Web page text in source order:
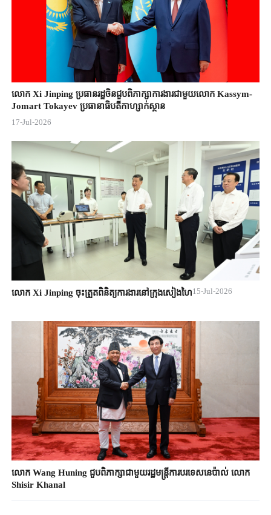
លោក Xi Jinping ប្រធានរដ្ឋចិន​ជួបពិភាក្សា​ការងារជាមួយ​លោក Kassym-
Jomart ​Tokayev ​ប្រធានាធិបតី​កាហ្សាក់ស្ថាន​
17-Jul-2026
លោក Xi Jinping ចុះត្រួតពិនិត្យការងារនៅក្រុងសៀងហៃ15-Jul-2026
លោក Wang Huning ជួបពិភាក្សាជាមួយរដ្ឋមន្ត្រីការបរទេសនេប៉ាល់ លោក
Shisir Khanal